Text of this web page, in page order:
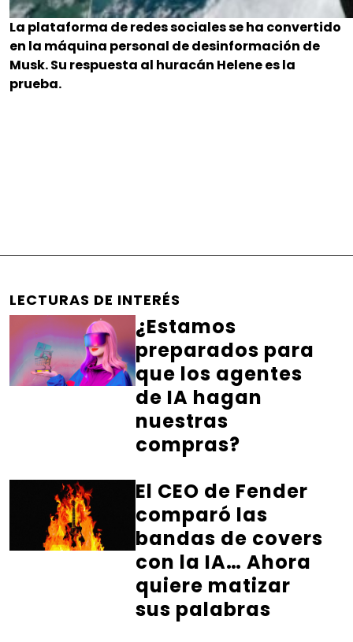
La plataforma de redes sociales se ha convertido
en la máquina personal de desinformación de
Musk. Su respuesta al huracán Helene es la
prueba.
LECTURAS DE INTERÉS
¿Estamos
preparados para
que los agentes
de IA hagan
nuestras
compras?
El CEO de Fender
comparó las
bandas de covers
con la IA… Ahora
quiere matizar
sus palabras